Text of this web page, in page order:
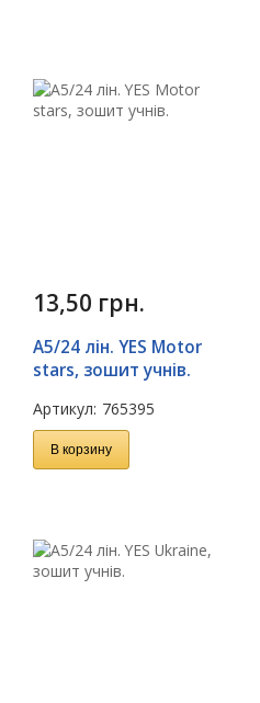
13,50 грн.
А5/24 лін. YES Motor
stars, зошит учнів.
Артикул: 765395
В корзину